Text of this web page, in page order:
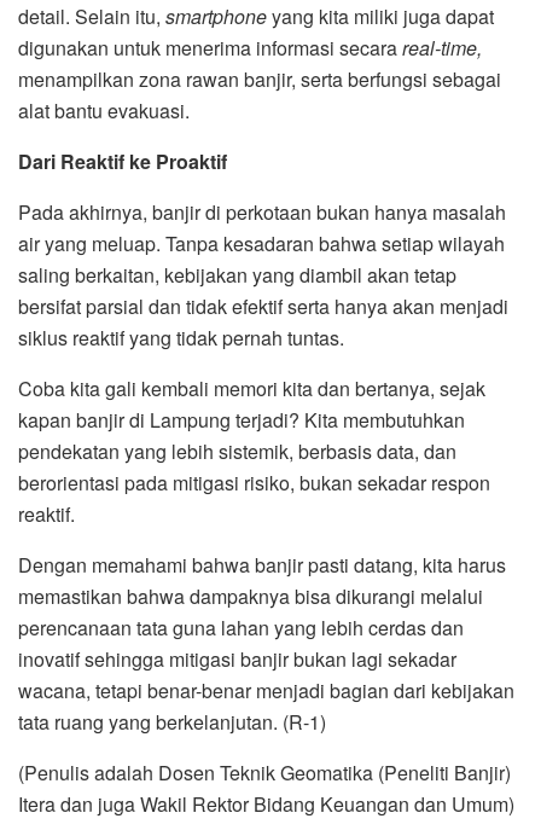
detail. Selain itu, smartphoneyang kita miliki juga dapat
digunakan untuk menerima informasi secarareal-time,
menampilkan zona rawan banjir, serta berfungsi sebagai
alat bantu evakuasi.
Dari Reaktif ke Proaktif
Pada akhirnya, banjir di perkotaan bukan hanya masalah
air yang meluap. Tanpa kesadaran bahwa setiap wilayah
saling berkaitan, kebijakan yang diambil akan tetap
bersifat parsial dan tidak efektif serta hanya akan menjadi
siklus reaktif yang tidak pernah tuntas.
Coba kita gali kembali memori kita dan bertanya, sejak
kapan banjir di Lampung terjadi? Kita membutuhkan
pendekatan yang lebih sistemik, berbasis data, dan
berorientasi pada mitigasi risiko, bukan sekadar respon
reaktif.
Dengan memahami bahwa banjir pasti datang, kita harus
memastikan bahwa dampaknya bisa dikurangi melalui
perencanaan tata guna lahan yang lebih cerdas dan
inovatif sehingga mitigasi banjir bukan lagi sekadar
wacana, tetapi benar-benar menjadi bagian dari kebijakan
tata ruang yang berkelanjutan. (R-1)
(Penulis adalah Dosen Teknik Geomatika (Peneliti Banjir)
Itera dan juga Wakil Rektor Bidang Keuangan dan Umum)